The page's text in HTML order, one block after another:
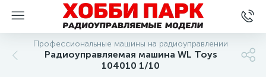
Профессиональные машины на радиоуправлении
Радиоуправляемая машина WL Toys
104010 1/10